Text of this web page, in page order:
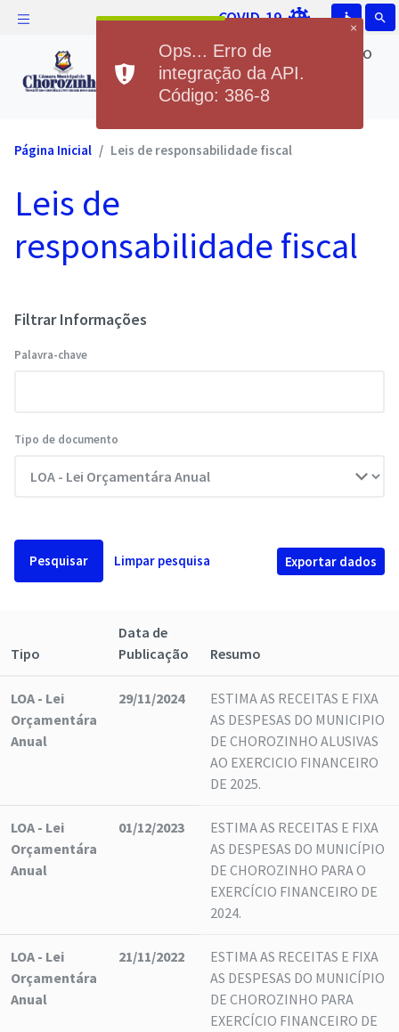
COVID-19 accessible search
Câmara Municipal de Chorozinho
Câmara Municipal de
Chorozinho
Página Inicial Leis de responsabilidade fiscal
Leis de
responsabilidade fiscal
Filtrar Informações
Palavra-chave
Tipo de documento
Pesquisar Limpar pesquisa Exportar dados
Tipo
Data de
Publicação
Resumo
LOA - Lei
Orçamentára
Anual
29/11/2024
ESTIMA AS RECEITAS E FIXA
AS DESPESAS DO MUNICIPIO
DE CHOROZINHO ALUSIVAS
AO EXERCICIO FINANCEIRO
DE 2025.
LOA - Lei
Orçamentára
Anual
01/12/2023
ESTIMA AS RECEITAS E FIXA
AS DESPESAS DO MUNICÍPIO
DE CHOROZINHO PARA O
EXERCÍCIO FINANCEIRO DE
2024.
LOA - Lei
Orçamentára
Anual
21/11/2022
ESTIMA AS RECEITAS E FIXA
AS DESPESAS DO MUNICÍPIO
DE CHOROZINHO PARA
EXERCÍCIO FINANCEIRO DE
×
Ops... Erro de
integração da API.
Código: 386-8